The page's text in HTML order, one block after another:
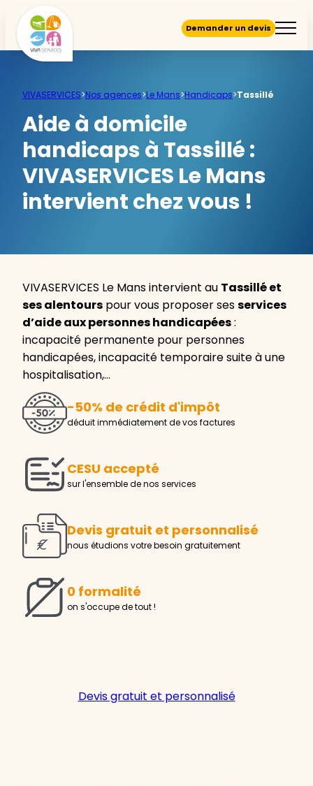
Demander un devis
VIVASERVICES>Nos agences>Le Mans>Handicaps>Tassillé
Aide à domicile
handicaps à Tassillé :
VIVASERVICES Le Mans
intervient chez vous !
VIVASERVICES Le Mans intervient au Tassillé et
ses alentours pour vous proposer sesservices
d’aide aux personnes handicapées:
incapacité permanente pour personnes
handicapées, incapacité temporaire suite à une
hospitalisation,…
-50% de crédit d'impôt
déduit immédiatement de vos factures
CESU accepté
sur l'ensemble de nos services
Devis gratuit et personnalisé
nous étudions votre besoin gratuitement
0 formalité
on s'occupe de tout !
Devis gratuit et personnalisé